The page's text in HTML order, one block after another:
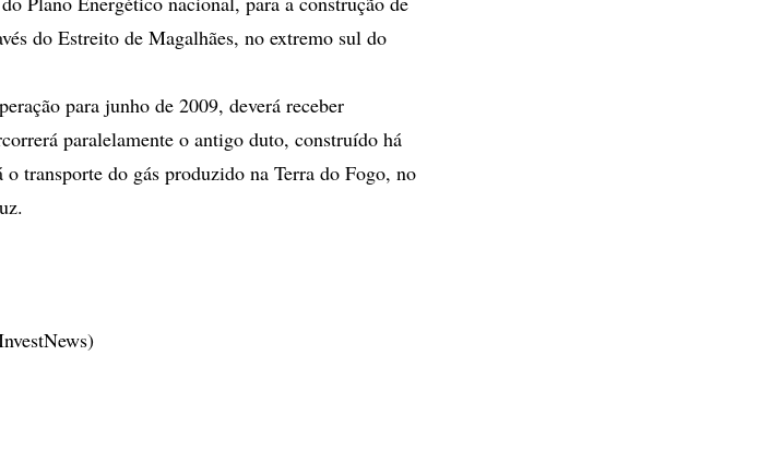
do Estreito de Magalhães, no extremo sul do
para junho de 2009, deverá receber
paralelamente o antigo duto, construído há
transporte do gás produzido na Terra do Fogo, no